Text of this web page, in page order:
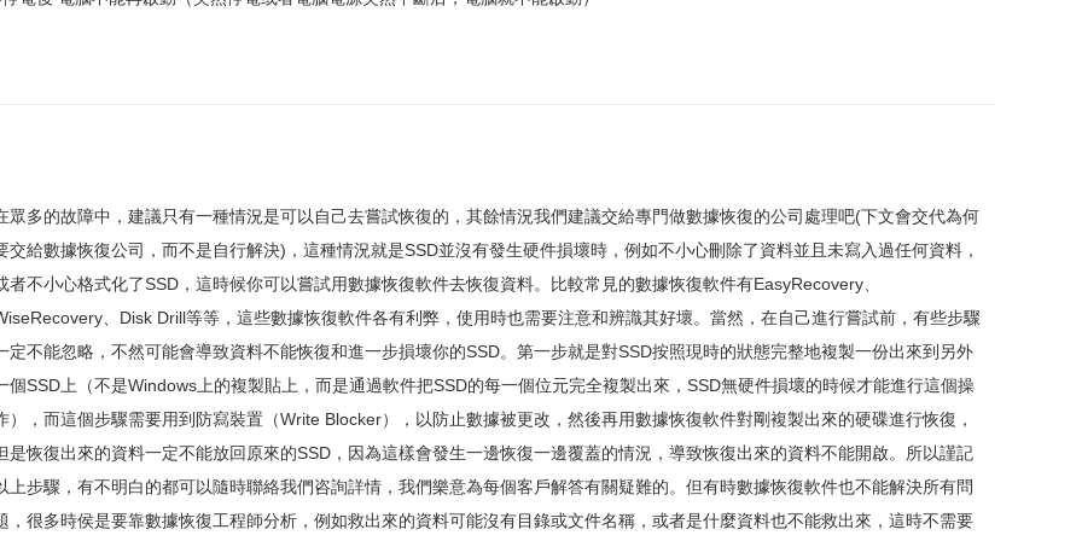
眾多的故障中，建議只有一種情況是可以自己去嘗試恢復的，其餘情況我們建議交給專門做數據恢復的公司處理吧(下文會交代為何
交給數據恢復公司，而不是自行解決)，這種情況就是SSD並沒有發生硬件損壞時，例如不小心刪除了資料並且未寫入過任何資料，
者不小心格式化了SSD，這時候你可以嘗試用數據恢復軟件去恢復資料。比較常見的數據恢復軟件有EasyRecovery、
、Disk Drill等等，這些數據恢復軟件各有利弊，使用時也需要注意和辨識其好壞。當然，在自己進行嘗試前，有些步驟
定不能忽略，不然可能會導致資料不能恢復和進一步損壞你的SSD。第一步就是對SSD按照現時的狀態完整地複製一份出來到另外
個SSD上（不是Windows上的複製貼上，而是通過軟件把SSD的每一個位元完全複製出來，SSD無硬件損壞的時候才能進行這個操
），而這個步驟需要用到防寫裝置（Write Blocker），以防止數據被更改，然後再用數據恢復軟件對剛複製出來的硬碟進行恢復，
是恢復出來的資料一定不能放回原來的SSD，因為這樣會發生一邊恢復一邊覆蓋的情況，導致恢復出來的資料不能開啟。所以謹記
上步驟，有不明白的都可以隨時聯絡我們咨詢詳情，我們樂意為每個客戶解答有關疑難的。但有時數據恢復軟件也不能解決所有問
，很多時侯是要靠數據恢復工程師分析，例如救出來的資料可能沒有目錄或文件名稱，或者是什麼資料也不能救出來，這時不需要